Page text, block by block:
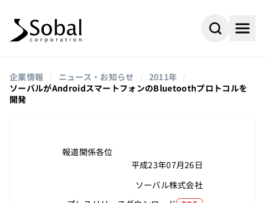
企業情報 / ニュース・お知らせ / 2011年 /
ソーバルがAndroidスマートフォンのBluetoothプロトコルを
開発
報道関係各位
平成23年07月26日
ソーバル株式会社